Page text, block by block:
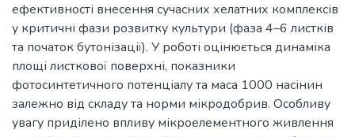
ефективності внесення сучасних хелатних комплексів
у критичні фази розвитку культури (фаза 4–6 листків
та початок бутонізації). У роботі оцінюється динаміка
площі листкової поверхні, показники
фотосинтетичного потенціалу та маса 1000 насінин
залежно від складу та норми мікродобрив. Особливу
увагу приділено впливу мікроелементного живлення